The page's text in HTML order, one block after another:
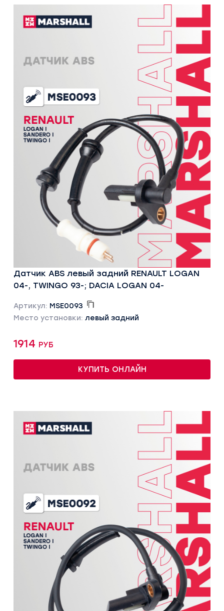
Датчик ABS левый задний RENAULT LOGAN
04-, TWINGO 93-; DACIA LOGAN 04-
Артикул: MSE0093
Место установки: левый задний
1914 руб
КУПИТЬ ОНЛАЙН